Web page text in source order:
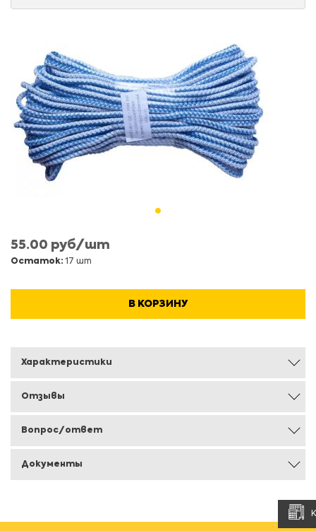
55.00 руб/шт
Остаток: 17 шт
В КОРЗИНУ
Характеристики
Отзывы
Вопрос/ответ
Документы